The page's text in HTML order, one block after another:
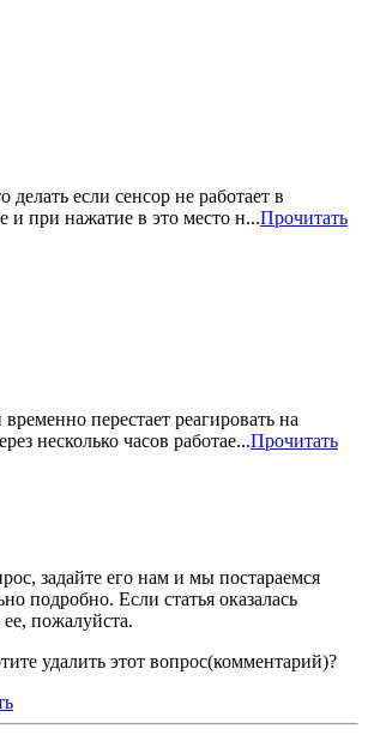
делать если сенсор не работает в
и при нажатие в это место н...Прочитать
перестает реагировать на
несколько часов работае...Прочитать
задайте его нам и мы постараемся
подробно. Если статья оказалась
пожалуйста.
удалить этот вопрос(комментарий)?